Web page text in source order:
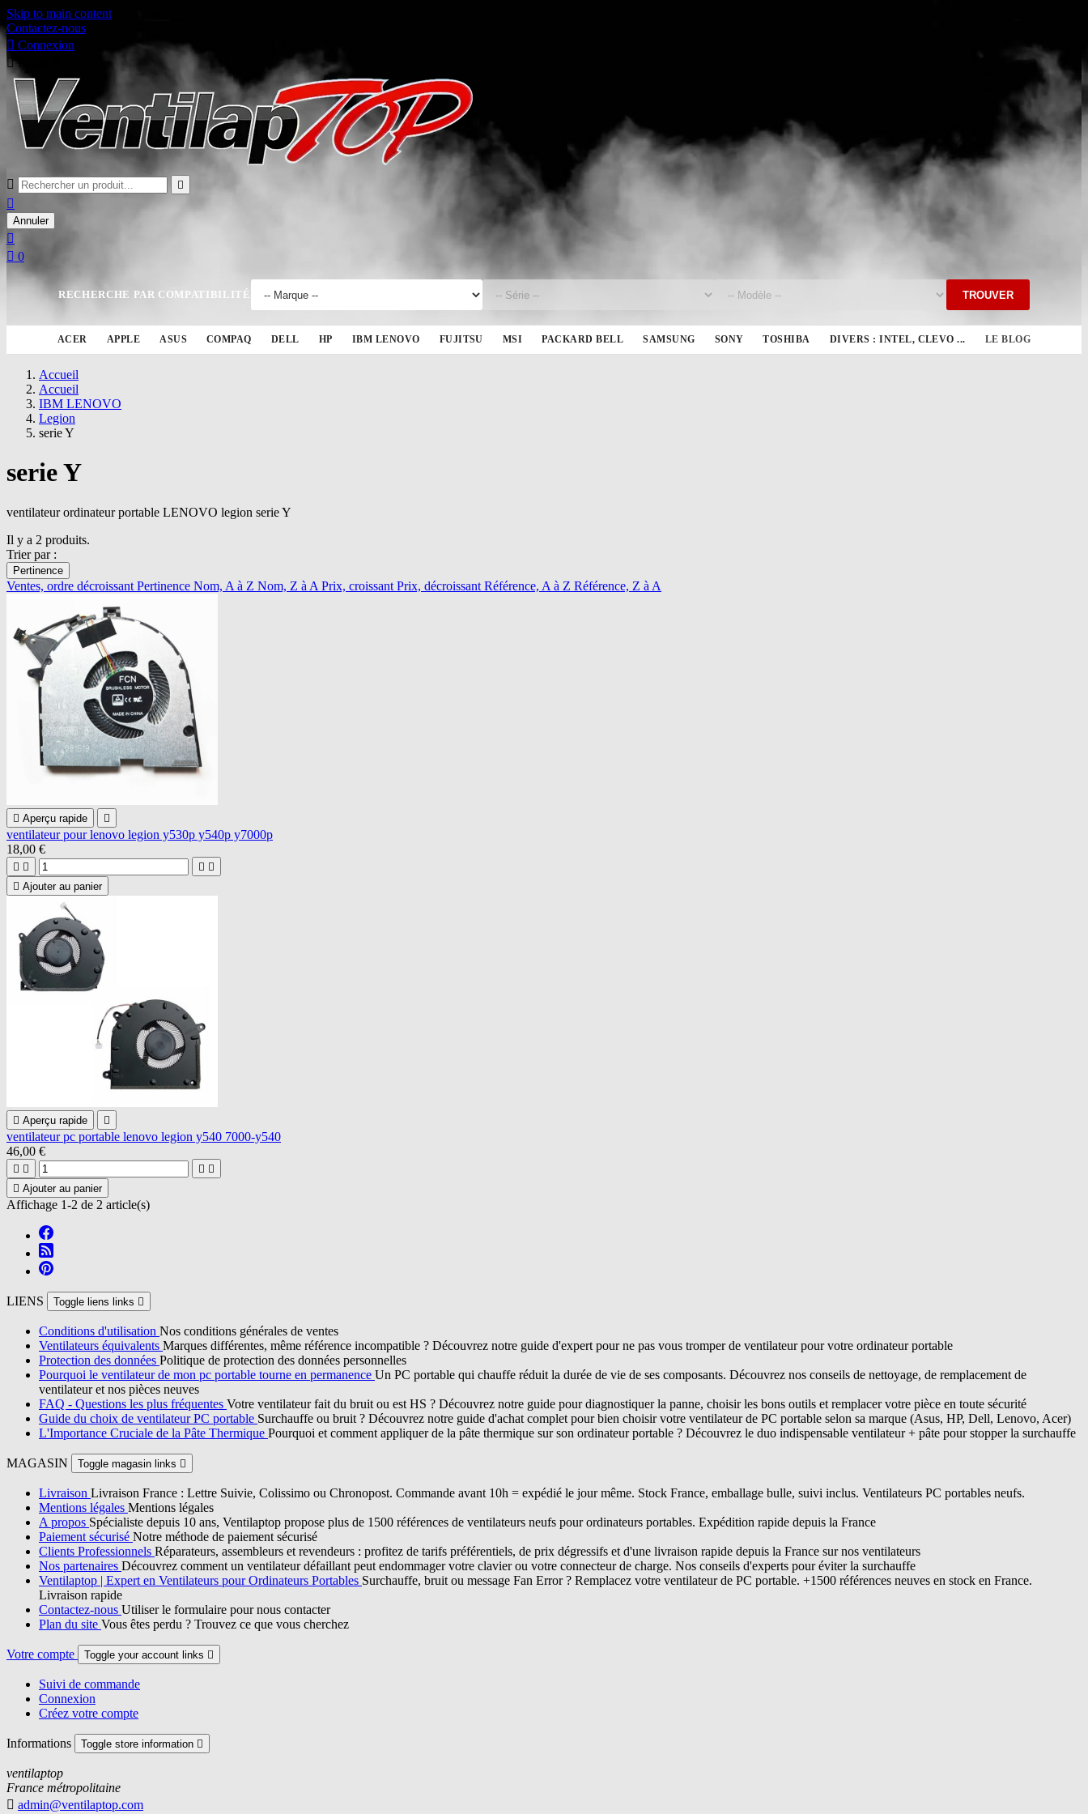
Skip to main content
Contactez-nous
 Connexion
 Panier
 

Annuler

 0
RECHERCHE PAR COMPATIBILITÉ TROUVER
ACER APPLE ASUS COMPAQ DELL HP IBM LENOVO FUJITSU MSI PACKARD BELL SAMSUNG SONY TOSHIBA DIVERS : INTEL, CLEVO ... LE BLOG
Accueil
Accueil
IBM LENOVO
Legion
serie Y
serie Y
ventilateur ordinateur portable LENOVO legion serie Y
Il y a 2 produits.
Trier par :
Pertinence
Ventes, ordre décroissant Pertinence Nom, A à Z Nom, Z à A Prix, croissant Prix, décroissant Référence, A à Z Référence, Z à A
 Aperçu rapide 
ventilateur pour lenovo legion y530p y540p y7000p
18,00 €
   
 Ajouter au panier
 Aperçu rapide 
ventilateur pc portable lenovo legion y540 7000-y540
46,00 €
   
 Ajouter au panier
Affichage 1-2 de 2 article(s)
LIENS Toggle liens links 
Conditions d'utilisation Nos conditions générales de ventes
Ventilateurs équivalents Marques différentes, même référence incompatible ? Découvrez notre guide d'expert pour ne pas vous tromper de ventilateur pour votre ordinateur portable
Protection des données Politique de protection des données personnelles
Pourquoi le ventilateur de mon pc portable tourne en permanence Un PC portable qui chauffe réduit la durée de vie de ses composants. Découvrez nos conseils de nettoyage, de remplacement de
ventilateur et nos pièces neuves
FAQ - Questions les plus fréquentes Votre ventilateur fait du bruit ou est HS ? Découvrez notre guide pour diagnostiquer la panne, choisir les bons outils et remplacer votre pièce en toute sécurité
Guide du choix de ventilateur PC portable Surchauffe ou bruit ? Découvrez notre guide d'achat complet pour bien choisir votre ventilateur de PC portable selon sa marque (Asus, HP, Dell, Lenovo, Acer)
L'Importance Cruciale de la Pâte Thermique Pourquoi et comment appliquer de la pâte thermique sur son ordinateur portable ? Découvrez le duo indispensable ventilateur + pâte pour stopper la surchauffe
MAGASIN Toggle magasin links 
Livraison Livraison France : Lettre Suivie, Colissimo ou Chronopost. Commande avant 10h = expédié le jour même. Stock France, emballage bulle, suivi inclus. Ventilateurs PC portables neufs.
Mentions légales Mentions légales
A propos Spécialiste depuis 10 ans, Ventilaptop propose plus de 1500 références de ventilateurs neufs pour ordinateurs portables. Expédition rapide depuis la France
Paiement sécurisé Notre méthode de paiement sécurisé
Clients Professionnels Réparateurs, assembleurs et revendeurs : profitez de tarifs préférentiels, de prix dégressifs et d'une livraison rapide depuis la France sur nos ventilateurs
Nos partenaires Découvrez comment un ventilateur défaillant peut endommager votre clavier ou votre connecteur de charge. Nos conseils d'experts pour éviter la surchauffe
Ventilaptop | Expert en Ventilateurs pour Ordinateurs Portables Surchauffe, bruit ou message Fan Error ? Remplacez votre ventilateur de PC portable. +1500 références neuves en stock en France.
Livraison rapide
Contactez-nous Utiliser le formulaire pour nous contacter
Plan du site Vous êtes perdu ? Trouvez ce que vous cherchez
Votre compte Toggle your account links 
Suivi de commande
Connexion
Créez votre compte
Informations Toggle store information 
ventilaptop
France métropolitaine
 admin@ventilaptop.com